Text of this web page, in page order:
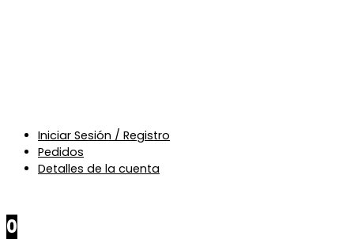
Iniciar Sesión / Registro
Pedidos
Detalles de la cuenta
0